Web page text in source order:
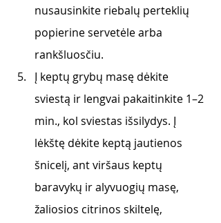
nusausinkite riebalų perteklių
popierine servetėle arba
rankšluosčiu.
Į keptų grybų masę dėkite
sviestą ir lengvai pakaitinkite 1–2
min., kol sviestas išsilydys. Į
lėkštę dėkite keptą jautienos
šnicelį, ant viršaus keptų
baravykų ir alyvuogių masę,
žaliosios citrinos skiltelę,